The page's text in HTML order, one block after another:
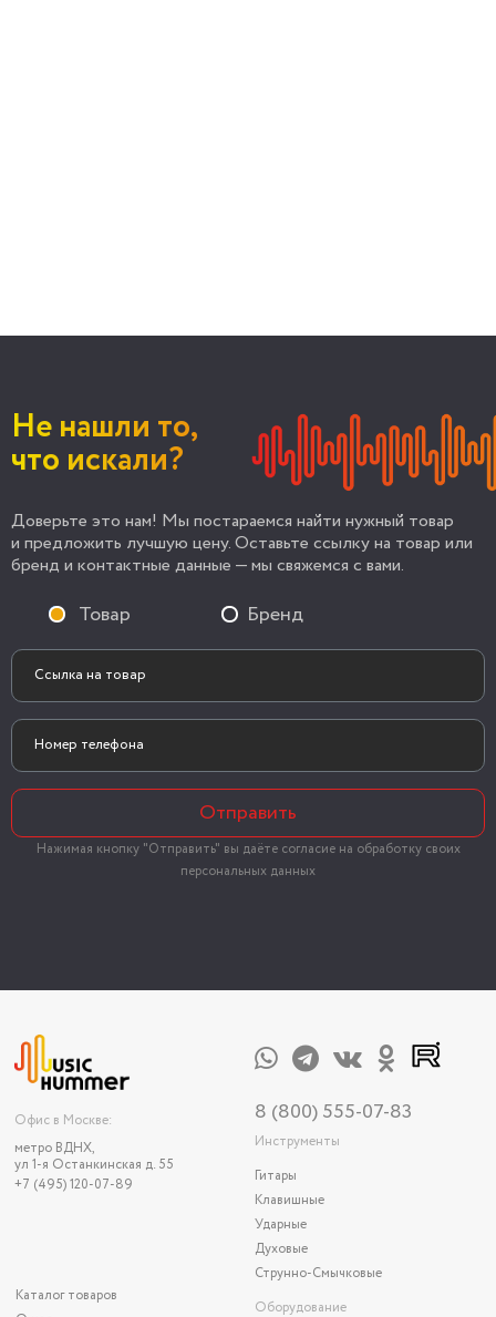
Не нашли то,
что искали?
Доверьте это нам! Мы постараемся найти нужный товар
и предложить лучшую цену. Оставьте ссылку на товар или
бренд и контактные данные — мы свяжемся с вами.
Товар Бренд
Отправить
Нажимая кнопку "Отправить" вы даёте согласие на обработку своих
персональных данных
Офис в Москве:
метро ВДНХ,
ул 1-я Останкинская д. 55
+7 (495) 120-07-89
Каталог товаров
8 (800) 555-07-83
Инструменты
Гитары
Клавишные
Ударные
Духовые
Струнно-Смычковые
Оборудование